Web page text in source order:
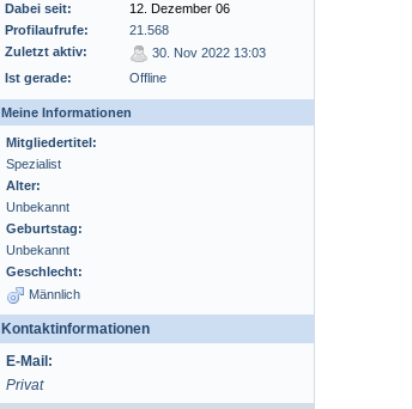
Dabei seit:
12. Dezember 06
Profilaufrufe:
21.568
Zuletzt aktiv:
30. Nov 2022 13:03
Ist gerade:
Offline
Meine Informationen
Mitgliedertitel:
Spezialist
Alter:
Unbekannt
Geburtstag:
Unbekannt
Geschlecht:
Männlich
Kontaktinformationen
E-Mail:
Privat